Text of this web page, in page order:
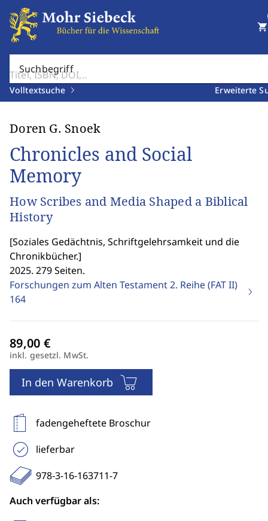
Suchbegriff
Volltextsuche Erweiterte
shopping_cart
Doren G. Snoek
Chronicles and Social
Memory
How Scribes and Media Shaped a Biblical
History
[Soziales Gedächtnis, Schriftgelehrsamkeit und die
Chronikbücher.]
2025. 279 Seiten.
Forschungen zum Alten Testament 2. Reihe (FAT II)
164
inkl. gesetzl. MwSt.
In den Warenkorb
fadengeheftete Broschur
lieferbar
978-3-16-163711-7
Auch verfügbar als: